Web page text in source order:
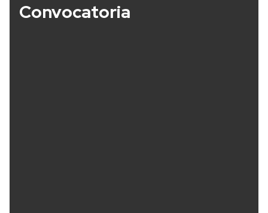
Convocatoria